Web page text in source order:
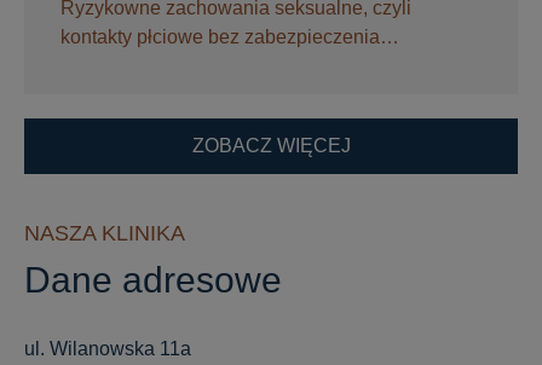
Ryzykowne zachowania seksualne, czyli
kontakty płciowe bez zabezpieczenia…
ZOBACZ WIĘCEJ
NASZA KLINIKA
Dane adresowe
ul. Wilanowska 11a